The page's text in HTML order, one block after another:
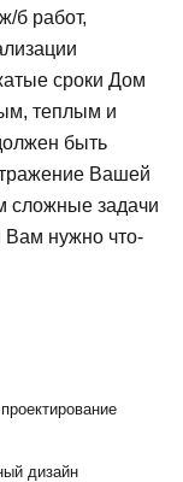
б работ,
сроки Дом
теплым и
быть
Вашей
сложные задачи
Вам нужно что-
дизайн